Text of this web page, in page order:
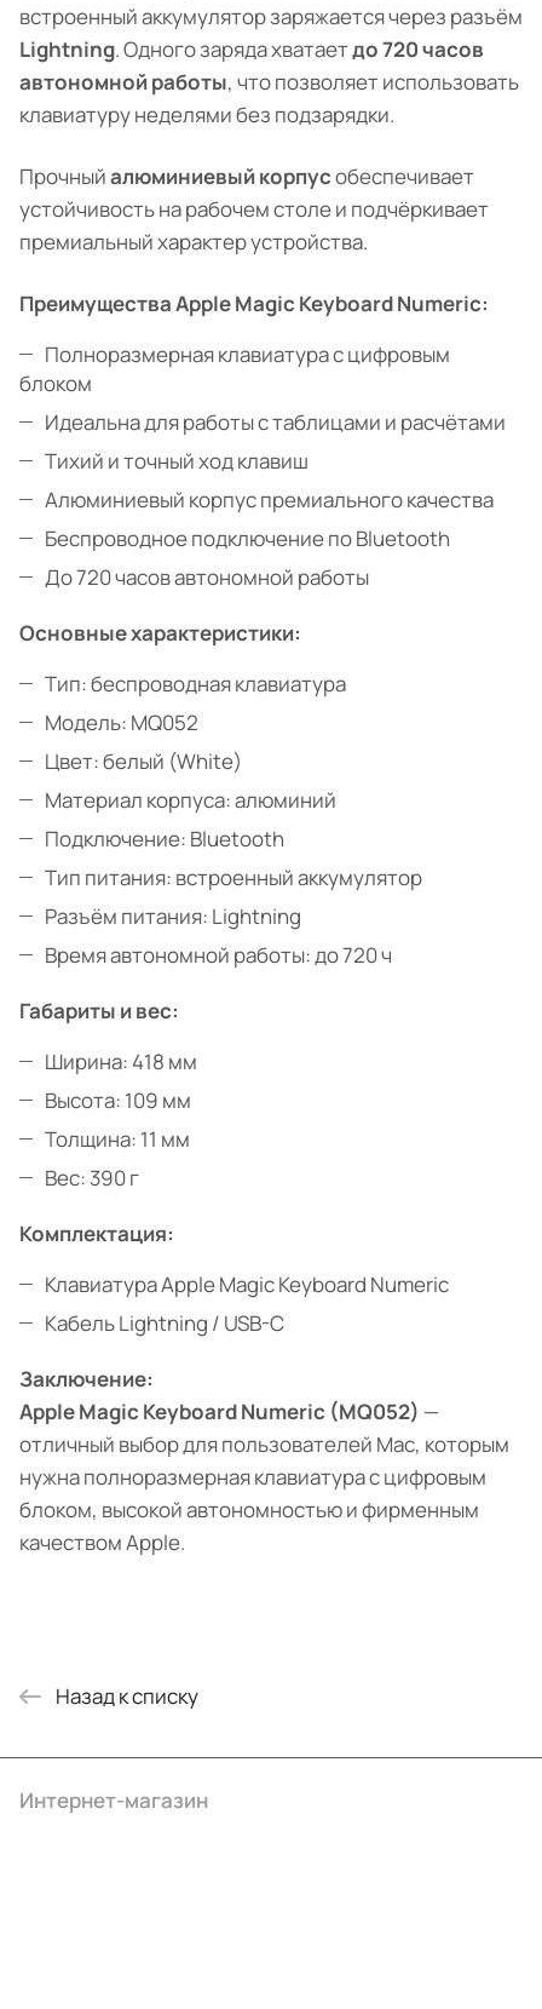
встроенный аккумулятор заряжается через разъём
Lightning. Одного заряда хватаетдо 720 часов
автономной работы, что позволяет использовать
клавиатуру неделями без подзарядки.
Прочныйалюминиевый корпусобеспечивает
устойчивость на рабочем столе и подчёркивает
премиальный характер устройства.
Преимущества Apple Magic Keyboard Numeric:
Полноразмерная клавиатура с цифровым
блоком
Идеальна для работы с таблицами и расчётами
Тихий и точный ход клавиш
Алюминиевый корпус премиального качества
Беспроводное подключение по Bluetooth
До 720 часов автономной работы
Основные характеристики:
Тип: беспроводная клавиатура
Модель: MQ052
Цвет: белый (White)
Материал корпуса: алюминий
Подключение: Bluetooth
Тип питания: встроенный аккумулятор
Разъём питания: Lightning
Время автономной работы: до 720 ч
Габариты и вес:
Ширина: 418 мм
Высота: 109 мм
Толщина: 11 мм
Вес: 390 г
Комплектация:
Клавиатура Apple Magic Keyboard Numeric
Кабель Lightning / USB-C
Заключение:
Apple Magic Keyboard Numeric (MQ052) —
отличный выбор для пользователей Mac, которым
нужна полноразмерная клавиатура с цифровым
блоком, высокой автономностью и фирменным
качеством Apple.
Назад к списку
Интернет-магазин